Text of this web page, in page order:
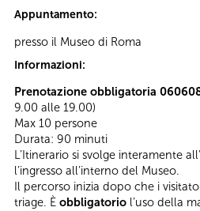
Appuntamento:
presso il Museo di Roma
Informazioni:
Prenotazione obbligatoria
9.00 alle 19.00)
Max 10 persone
Durata: 90 minuti
L’Itinerario si svolge interamente
l’ingresso all’interno del Museo.
Il percorso inizia dopo che i
triage. È obbligatorio l’uso della